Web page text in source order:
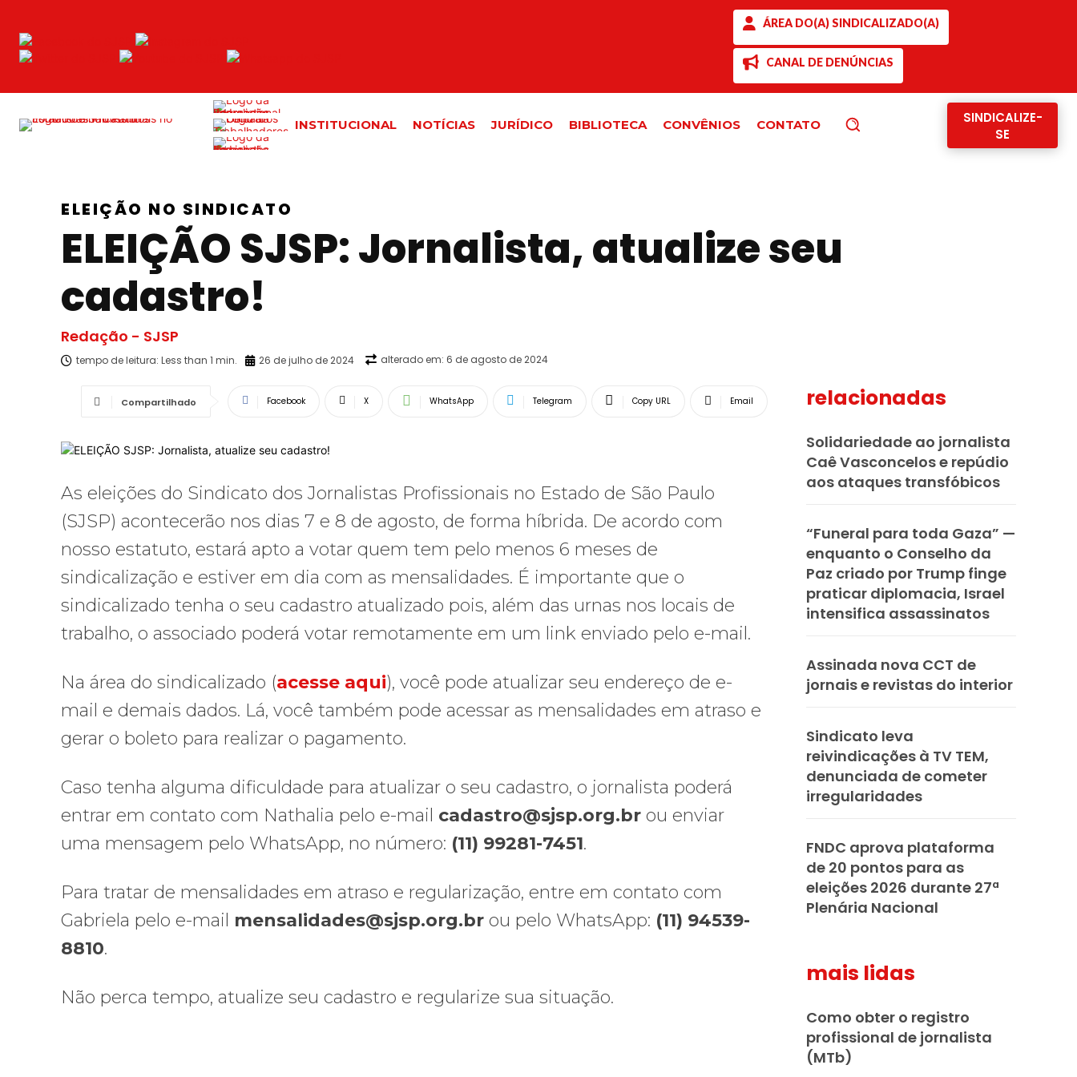
ÁREA DO(A) SINDICALIZADO(A)
CANAL DE DENÚNCIAS
INSTITUCIONAL NOTÍCIAS JURÍDICO BIBLIOTECA CONVÊNIOS CONTATO
SINDICALIZE-
SE
ELEIÇÃO NO SINDICATO
ELEIÇÃO SJSP: Jornalista, atualize seu
cadastro!
Redação - SJSP
tempo de leitura: Less than 1 min. 26 de julho de 2024 alterado em: 6 de agosto de 2024
Compartilhado Facebook X WhatsApp Telegram Copy URL Email
As eleições do Sindicato dos Jornalistas Profissionais no Estado de São Paulo
(SJSP) acontecerão nos dias 7 e 8 de agosto, de forma híbrida. De acordo com
nosso estatuto, estará apto a votar quem tem pelo menos 6 meses de
sindicalização e estiver em dia com as mensalidades. É importante que o
sindicalizado tenha o seu cadastro atualizado pois, além das urnas nos locais de
trabalho, o associado poderá votar remotamente em um link enviado pelo e-mail.
Na área do sindicalizado (acesse aqui), você pode atualizar seu endereço de e-
mail e demais dados. Lá, você também pode acessar as mensalidades em atraso e
gerar o boleto para realizar o pagamento.
Caso tenha alguma dificuldade para atualizar o seu cadastro, o jornalista poderá
entrar em contato com Nathalia pelo e-mail cadastro@sjsp.org.br ou enviar
uma mensagem pelo WhatsApp, no número: (11) 99281-7451.
Para tratar de mensalidades em atraso e regularização, entre em contato com
Gabriela pelo e-mail mensalidades@sjsp.org.br ou pelo WhatsApp: (11) 94539-
8810.
Não perca tempo, atualize seu cadastro e regularize sua situação.
relacionadas
Solidariedade ao jornalista
Caê Vasconcelos e repúdio
aos ataques transfóbicos
“Funeral para toda Gaza” —
enquanto o Conselho da
Paz criado por Trump finge
praticar diplomacia, Israel
intensifica assassinatos
Assinada nova CCT de
jornais e revistas do interior
Sindicato leva
reivindicações à TV TEM,
denunciada de cometer
irregularidades
FNDC aprova plataforma
de 20 pontos para as
eleições 2026 durante 27ª
Plenária Nacional
mais lidas
Como obter o registro
profissional de jornalista
(MTb)